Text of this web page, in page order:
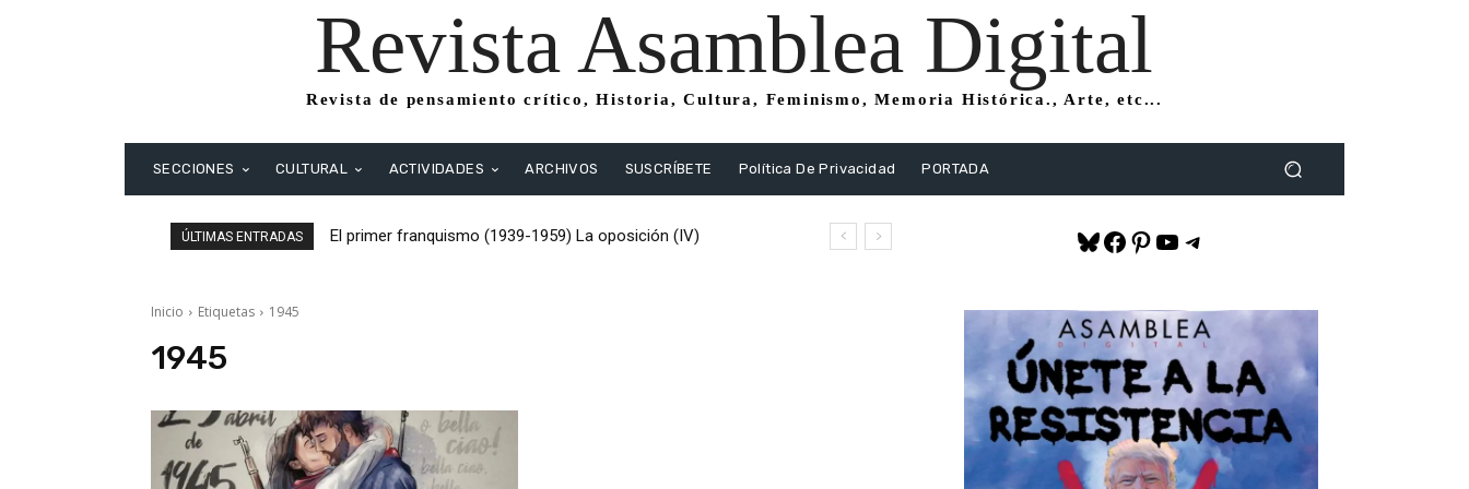
Revista Asamblea Digital
Revista de pensamiento crítico, Historia, Cultura, Feminismo, Memoria Histórica., Arte, etc...
SECCIONES CULTURAL ACTIVIDADES ARCHIVOS SUSCRÍBETE Política De Privacidad PORTADA
ÚLTIMAS ENTRADAS
El primer franquismo (1939-1959) La oposición (IV)
Inicio Etiquetas 1945
1945
Bluesky
Facebook
Pinterest
YouTube
Telegram